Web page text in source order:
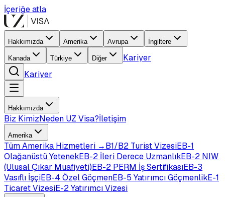
İçeriğe atla
Hakkımızda Amerika Avrupa İngiltere
Kanada Türkiye Diğer
Kariyer
Kariyer
Hakkımızda
Biz KimizNeden UZ Visa?İletişim
Amerika
TümAmerika Hizmetleri →B1/B2 Turist VizesiEB-1
Olağanüstü YetenekEB-2 İleri Derece UzmanlıkEB-2 NIW
(Ulusal Çıkar Muafiyeti)EB-2 PERM İş SertifikasıEB-3
Vasıflı İşçiEB-4 Özel GöçmenEB-5 Yatırımcı GöçmenlikE-1
Ticaret VizesiE-2 Yatırımcı Vizesi